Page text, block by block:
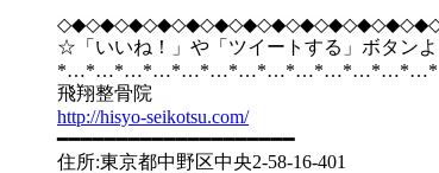
☆「いいね！」や「ツイートする」ボタン
*…*…*…*…*…*…*…*…*…*…*…*…*…*
飛翔整骨院
http://hisyo-seikotsu.com/
━━━━━━━━━━━━━━━━━━━━
住所:東京都中野区中央2-58-16-401